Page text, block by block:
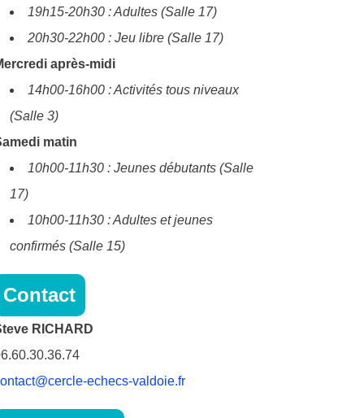
19h15-20h30 : Adultes (Salle 17)
20h30-22h00 : Jeu libre (Salle 17)
après-midi
14h00-16h00 : Activités tous niveaux
(Salle 3)
matin
10h00-11h30 : Jeunes débutants (Salle
17)
10h00-11h30 : Adultes et jeunes
confirmés (Salle 15)
Contact
RICHARD
echecs-valdoie.fr